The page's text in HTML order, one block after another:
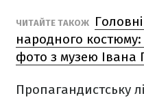
ЧИТАЙТЕ ТАКОЖ
народного
фото з музею Івана
Пропагандистську